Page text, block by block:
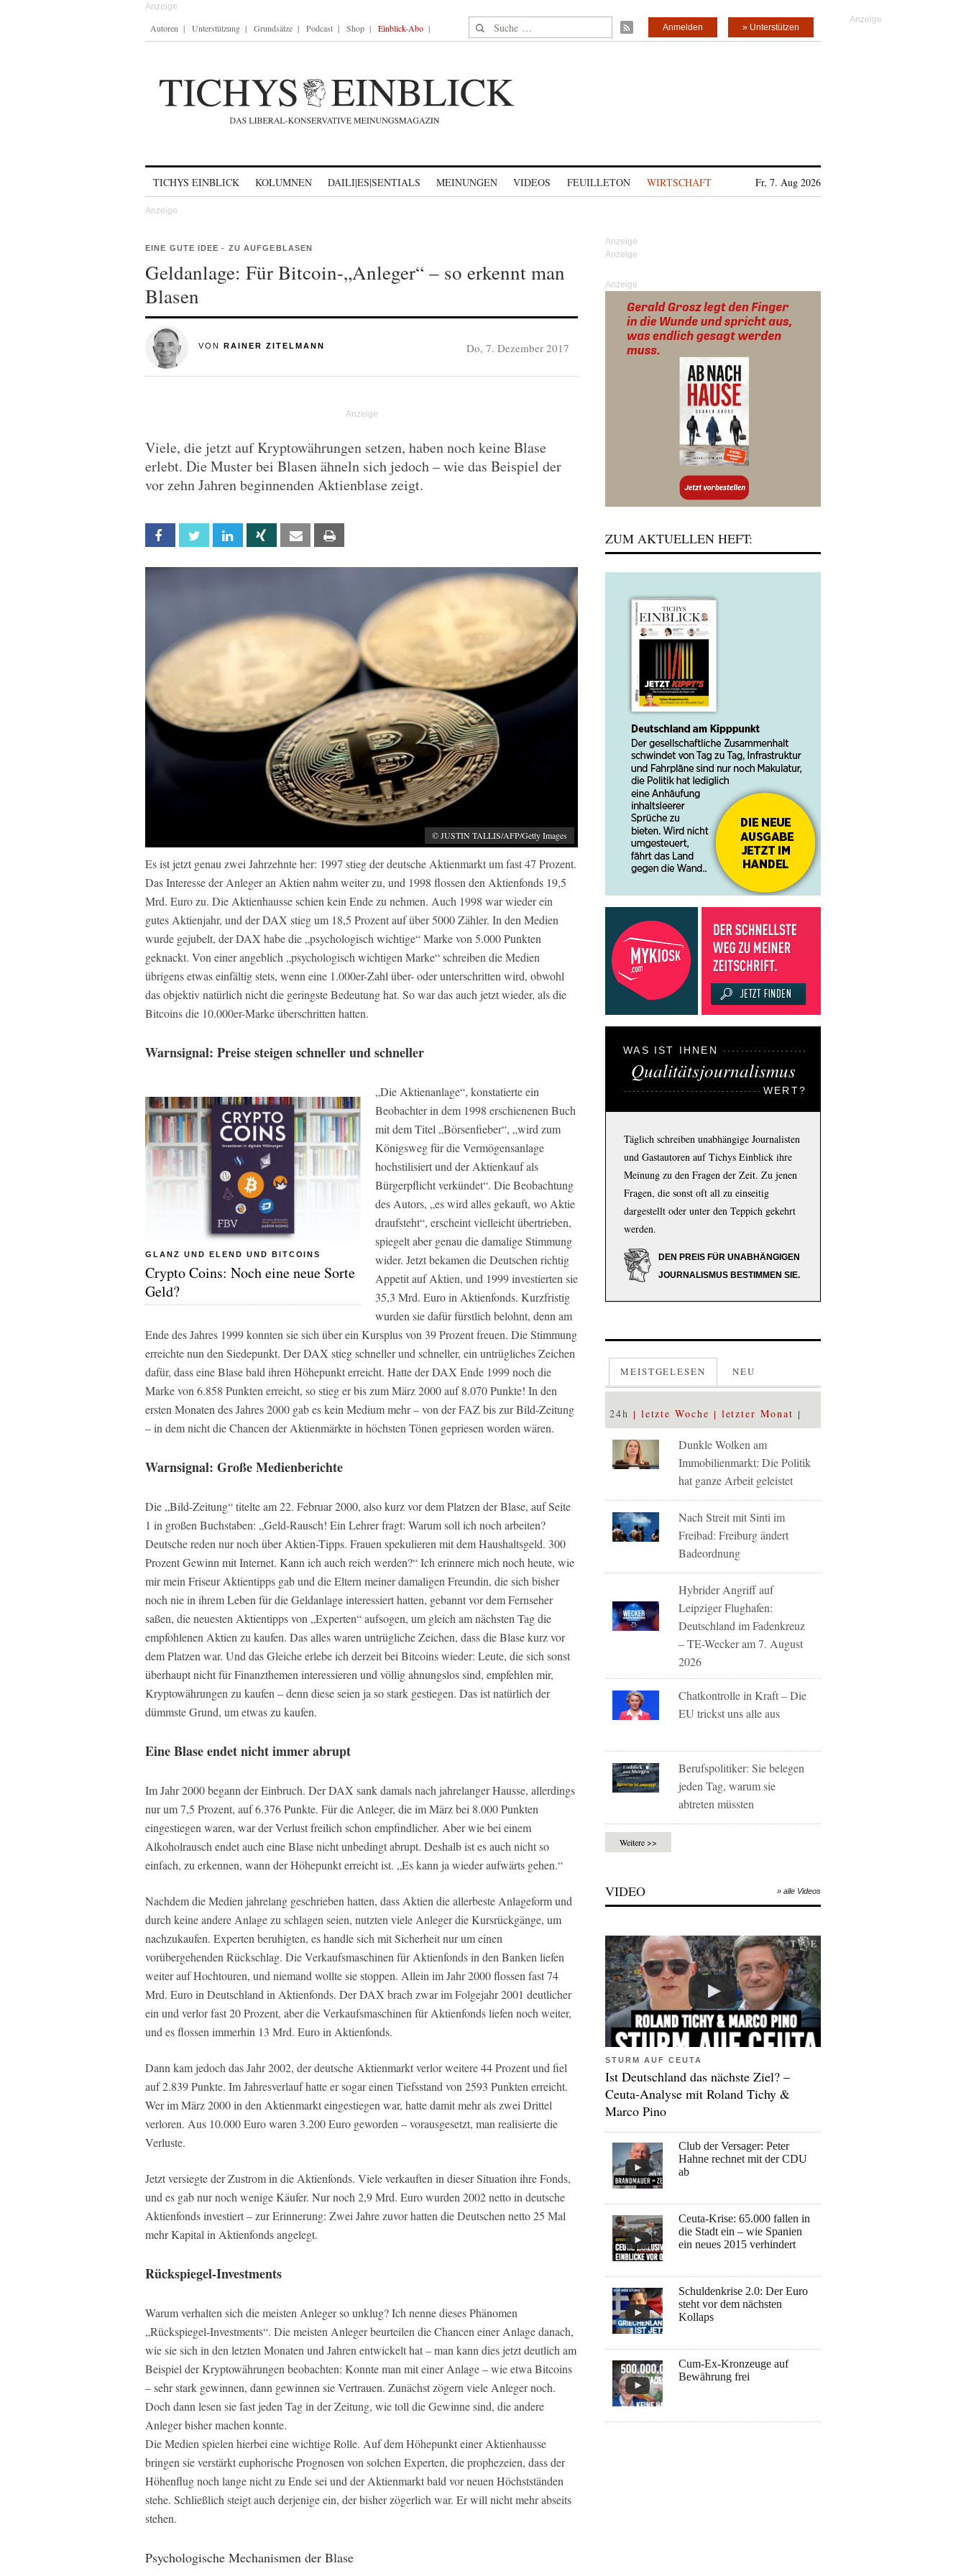
Autoren Unterstützung Grundsätze Podcast Shop Einblick-Abo Suche nach: » Unterstützen
Anmelden
TICHYS EINBLICK KOLUMNEN DAILI|ES|SENTIALS MEINUNGEN VIDEOS FEUILLETON WIRTSCHAFT Fr, 7. Aug 2026
EINE GUTE IDEE - ZU AUFGEBLASEN
Geldanlage: Für Bitcoin-„Anleger“ – so erkennt man
Blasen
VON RAINER ZITELMANN Do, 7. Dezember 2017
Viele, die jetzt auf Kryptowährungen setzen, haben noch keine Blase
erlebt. Die Muster bei Blasen ähneln sich jedoch – wie das Beispiel der
vor zehn Jahren beginnenden Aktienblase zeigt.
Facebook Twitter Linkedin Xing Email
© JUSTIN TALLIS/AFP/Getty Images
Es ist jetzt genau zwei Jahrzehnte her: 1997 stieg der deutsche Aktienmarkt um fast 47 Prozent.
Das Interesse der Anleger an Aktien nahm weiter zu, und 1998 flossen den Aktienfonds 19,5
Mrd. Euro zu. Die Aktienhausse schien kein Ende zu nehmen. Auch 1998 war wieder ein
gutes Aktienjahr, und der DAX stieg um 18,5 Prozent auf über 5000 Zähler. In den Medien
wurde gejubelt, der DAX habe die „psychologisch wichtige“ Marke von 5.000 Punkten
geknackt. Von einer angeblich „psychologisch wichtigen Marke“ schreiben die Medien
übrigens etwas einfältig stets, wenn eine 1.000er-Zahl über- oder unterschritten wird, obwohl
das objektiv natürlich nicht die geringste Bedeutung hat. So war das auch jetzt wieder, als die
Bitcoins die 10.000er-Marke überschritten hatten.
Warnsignal: Preise steigen schneller und schneller
GLANZ UND ELEND UND BITCOINS
Crypto Coins: Noch eine neue Sorte
Geld?
„Die Aktienanlage“, konstatierte ein
Beobachter in dem 1998 erschienenen Buch
mit dem Titel „Börsenfieber“, „wird zum
Königsweg für die Vermögensanlage
hochstilisiert und der Aktienkauf als
Bürgerpflicht verkündet“. Die Beobachtung
des Autors, „es wird alles gekauft, wo Aktie
draufsteht“, erscheint vielleicht übertrieben,
spiegelt aber genau die damalige Stimmung
wider. Jetzt bekamen die Deutschen richtig
Appetit auf Aktien, und 1999 investierten sie
35,3 Mrd. Euro in Aktienfonds. Kurzfristig
wurden sie dafür fürstlich belohnt, denn am
Ende des Jahres 1999 konnten sie sich über ein Kursplus von 39 Prozent freuen. Die Stimmung
erreichte nun den Siedepunkt. Der DAX stieg schneller und schneller, ein untrügliches Zeichen
dafür, dass eine Blase bald ihren Höhepunkt erreicht. Hatte der DAX Ende 1999 noch die
Marke von 6.858 Punkten erreicht, so stieg er bis zum März 2000 auf 8.070 Punkte! In den
ersten Monaten des Jahres 2000 gab es kein Medium mehr – von der FAZ bis zur Bild-Zeitung
– in dem nicht die Chancen der Aktienmärkte in höchsten Tönen gepriesen worden wären.
Warnsignal: Große Medienberichte
Die „Bild-Zeitung“ titelte am 22. Februar 2000, also kurz vor dem Platzen der Blase, auf Seite
1 in großen Buchstaben: „Geld-Rausch! Ein Lehrer fragt: Warum soll ich noch arbeiten?
Deutsche reden nur noch über Aktien-Tipps. Frauen spekulieren mit dem Haushaltsgeld. 300
Prozent Gewinn mit Internet. Kann ich auch reich werden?“ Ich erinnere mich noch heute, wie
mir mein Friseur Aktientipps gab und die Eltern meiner damaligen Freundin, die sich bisher
noch nie in ihrem Leben für die Geldanlage interessiert hatten, gebannt vor dem Fernseher
saßen, die neuesten Aktientipps von „Experten“ aufsogen, um gleich am nächsten Tag die
empfohlenen Aktien zu kaufen. Das alles waren untrügliche Zeichen, dass die Blase kurz vor
dem Platzen war. Und das Gleiche erlebe ich derzeit bei Bitcoins wieder: Leute, die sich sonst
überhaupt nicht für Finanzthemen interessieren und völlig ahnungslos sind, empfehlen mir,
Kryptowährungen zu kaufen – denn diese seien ja so stark gestiegen. Das ist natürlich der
dümmste Grund, um etwas zu kaufen.
Eine Blase endet nicht immer abrupt
Im Jahr 2000 begann der Einbruch. Der DAX sank damals nach jahrelanger Hausse, allerdings
nur um 7,5 Prozent, auf 6.376 Punkte. Für die Anleger, die im März bei 8.000 Punkten
eingestiegen waren, war der Verlust freilich schon empfindlicher. Aber wie bei einem
Alkoholrausch endet auch eine Blase nicht unbedingt abrupt. Deshalb ist es auch nicht so
einfach, zu erkennen, wann der Höhepunkt erreicht ist. „Es kann ja wieder aufwärts gehen.“
Nachdem die Medien jahrelang geschrieben hatten, dass Aktien die allerbeste Anlageform und
durch keine andere Anlage zu schlagen seien, nutzten viele Anleger die Kursrückgänge, um
nachzukaufen. Experten beruhigten, es handle sich mit Sicherheit nur um einen
vorübergehenden Rückschlag. Die Verkaufsmaschinen für Aktienfonds in den Banken liefen
weiter auf Hochtouren, und niemand wollte sie stoppen. Allein im Jahr 2000 flossen fast 74
Mrd. Euro in Deutschland in Aktienfonds. Der DAX brach zwar im Folgejahr 2001 deutlicher
ein und verlor fast 20 Prozent, aber die Verkaufsmaschinen für Aktienfonds liefen noch weiter,
und es flossen immerhin 13 Mrd. Euro in Aktienfonds.
Dann kam jedoch das Jahr 2002, der deutsche Aktienmarkt verlor weitere 44 Prozent und fiel
auf 2.839 Punkte. Im Jahresverlauf hatte er sogar einen Tiefsstand von 2593 Punkten erreicht.
Wer im März 2000 in den Aktienmarkt eingestiegen war, hatte damit mehr als zwei Drittel
verloren. Aus 10.000 Euro waren 3.200 Euro geworden – vorausgesetzt, man realisierte die
Verluste.
Jetzt versiegte der Zustrom in die Aktienfonds. Viele verkauften in dieser Situation ihre Fonds,
und es gab nur noch wenige Käufer. Nur noch 2,9 Mrd. Euro wurden 2002 netto in deutsche
Aktienfonds investiert – zur Erinnerung: Zwei Jahre zuvor hatten die Deutschen netto 25 Mal
mehr Kapital in Aktienfonds angelegt.
Rückspiegel-Investments
Warum verhalten sich die meisten Anleger so unklug? Ich nenne dieses Phänomen
„Rückspiegel-Investments“. Die meisten Anleger beurteilen die Chancen einer Anlage danach,
wie sie sich in den letzten Monaten und Jahren entwickelt hat – man kann dies jetzt deutlich am
Beispiel der Kryptowährungen beobachten: Konnte man mit einer Anlage – wie etwa Bitcoins
– sehr stark gewinnen, dann gewinnen sie Vertrauen. Zunächst zögern viele Anleger noch.
Doch dann lesen sie fast jeden Tag in der Zeitung, wie toll die Gewinne sind, die andere
Anleger bisher machen konnte.
Die Medien spielen hierbei eine wichtige Rolle. Auf dem Höhepunkt einer Aktienhausse
bringen sie verstärkt euphorische Prognosen von solchen Experten, die prophezeien, dass der
Höhenflug noch lange nicht zu Ende sei und der Aktienmarkt bald vor neuen Höchstständen
stehe. Schließlich steigt auch derjenige ein, der bisher zögerlich war. Er will nicht mehr abseits
stehen.
Psychologische Mechanismen der Blase
Anzeige
ZUM AKTUELLEN HEFT:
WAS IST IHNEN
Qualitätsjournalismus
WERT?
Täglich schreiben unabhängige Journalisten
und Gastautoren auf Tichys Einblick ihre
Meinung zu den Fragen der Zeit. Zu jenen
Fragen, die sonst oft all zu einseitig
dargestellt oder unter den Teppich gekehrt
werden.
DEN PREIS FÜR UNABHÄNGIGEN
JOURNALISMUS BESTIMMEN SIE.
MEISTGELESEN NEU
24h letzte Woche letzter Monat
Dunkle Wolken am
Immobilienmarkt: Die Politik
hat ganze Arbeit geleistet
Nach Streit mit Sinti im
Freibad: Freiburg ändert
Badeordnung
Hybrider Angriff auf
Leipziger Flughafen:
Deutschland im Fadenkreuz
– TE-Wecker am 7. August
2026
Chatkontrolle in Kraft – Die
EU trickst uns alle aus
Berufspolitiker: Sie belegen
jeden Tag, warum sie
abtreten müssten
Weitere >>
VIDEO » alle Videos
STURM AUF CEUTA
Ist Deutschland das nächste Ziel? –
Ceuta-Analyse mit Roland Tichy &
Marco Pino
Club der Versager: Peter
Hahne rechnet mit der CDU
ab
Ceuta-Krise: 65.000 fallen in
die Stadt ein – wie Spanien
ein neues 2015 verhindert
Schuldenkrise 2.0: Der Euro
steht vor dem nächsten
Kollaps
Cum-Ex-Kronzeuge auf
Bewährung frei